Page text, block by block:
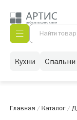
Кухни Спальни
Главная /Каталог/